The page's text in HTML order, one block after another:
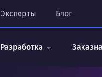
Эксперты Блог
Разработка